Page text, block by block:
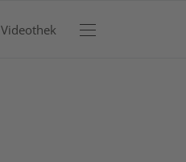
Videothek